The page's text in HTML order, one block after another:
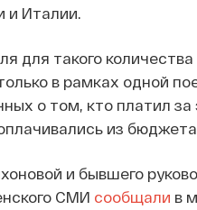
и Италии.
для такого
в рамках одной
о том, кто платил
из
и бывшего
СМИ сообщали в